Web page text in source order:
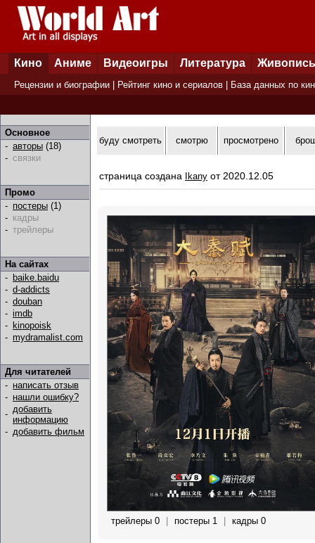
Кино Аниме Видеоигры Литература Живопись
Рецензии и биографии Рейтинг кино и сериалов База данных по
Основное
- авторы (18)
- связки
Промо
- постеры (1)
- кадры
- трейлеры
На сайтах
- baike.baidu
- d-addicts
- douban
- imdb
- kinopoisk
- mydramalist.com
Для читателей
- написать отзыв
- нашли ошибку?
- добавить
информацию
- добавить фильм
буду смотреть смотрю просмотрено
страница создана Ikany от 2020.12.05
трейлеры 0 постеры 1 кадры 0